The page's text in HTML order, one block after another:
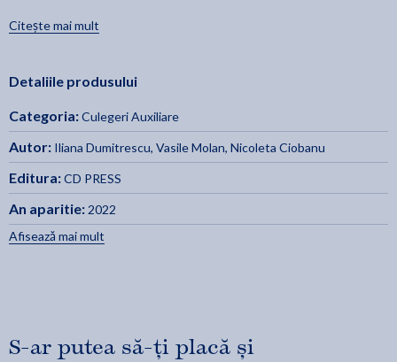
Citește mai mult
Detaliile produsului
Categoria:Culegeri Auxiliare
Autor: Iliana Dumitrescu, Vasile Molan, Nicoleta Ciobanu
Editura:CD PRESS
An aparitie: 2022
Afisează mai mult
S-ar putea să-ți placă și